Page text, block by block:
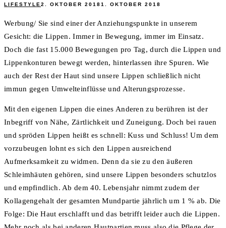
LIFESTYLE 2. OKTOBER 20181. OKTOBER 2018
Werbung/ Sie sind einer der Anziehungspunkte in unserem
Gesicht: die Lippen. Immer in Bewegung, immer im Einsatz.
Doch die fast 15.000 Bewegungen pro Tag, durch die Lippen und
Lippenkonturen bewegt werden, hinterlassen ihre Spuren. Wie
auch der Rest der Haut sind unsere Lippen schließlich nicht
immun gegen Umwelteinflüsse und Alterungsprozesse.
Mit den eigenen Lippen die eines Anderen zu berühren ist der
Inbegriff von Nähe, Zärtlichkeit und Zuneigung. Doch bei rauen
und spröden Lippen heißt es schnell: Kuss und Schluss! Um dem
vorzubeugen lohnt es sich den Lippen ausreichend
Aufmerksamkeit zu widmen. Denn da sie zu den äußeren
Schleimhäuten gehören, sind unsere Lippen besonders schutzlos
und empfindlich. Ab dem 40. Lebensjahr nimmt zudem der
Kollagengehalt der gesamten Mundpartie jährlich um 1 % ab. Die
Folge: Die Haut erschlafft und das betrifft leider auch die Lippen.